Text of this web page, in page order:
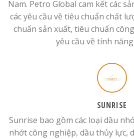
Nam. Petro Global cam kết các
các yêu cầu về tiêu chuẩn chất
chuẩn sản xuất, tiêu chuẩn
yêu cầu về tính
SUNRISE
Sunrise bao gồm các loại dầu
nhớt công nghiệp, dầu thủy lực,